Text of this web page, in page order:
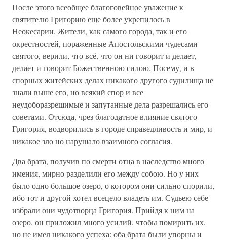
После этого всеобщее благоговейное уважение к
святителю Григорию еще более укрепилось в
Неокесарии. Жители, как самого города, так и его
окрестностей, пораженные Апостольскими чудесами
святого, верили, что всё, что он ни говорит и делает,
делает и говорит Божественною силою. Посему, и в
спорных житейских делах никакого другого судилища не
знали выше его, но всякий спор и все
неудоборазрешимые и запутанные дела разрешались его
советами. Отсюда, чрез благодатное влияние святого
Григория, водворились в городе справедливость и мир, и
никакое зло но нарушало взаимного согласия.
Два брата, получив по смерти отца в наследство много
имения, мирно разделили его между собою. Но у них
было одно большое озеро, о котором они сильно спорили,
ибо тот и другой хотел всецело владеть им. Судьею себе
избрали они чудотворца Григория. Прийдя к ним на
озеро, он приложил много усилий, чтобы помирить их,
но не имел никакого успеха: оба брата были упорны и